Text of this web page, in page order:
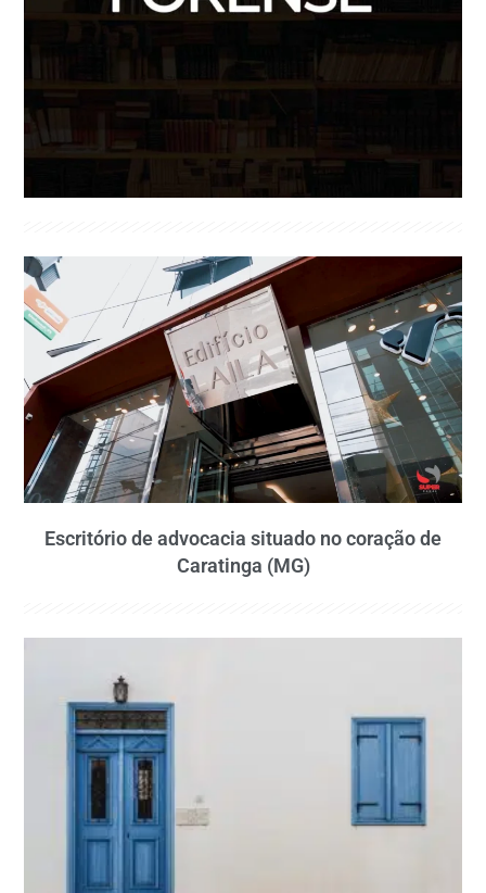
Escritório de advocacia situado no coração de
Caratinga (MG)